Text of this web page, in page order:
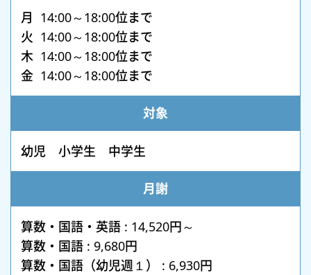
月 14:00～18:00位まで
火 14:00～18:00位まで
木 14:00～18:00位まで
金 14:00～18:00位まで
対象
幼児 小学生 中学生
月謝
算数・国語・英語 : 14,520円～
算数・国語 : 9,680円
算数・国語（幼児週１） : 6,930円